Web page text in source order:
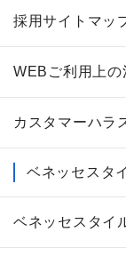
採用サイトマッ
WEBご利用上の
カスタマーハラ
ベネッセスタ
ベネッセスタイ